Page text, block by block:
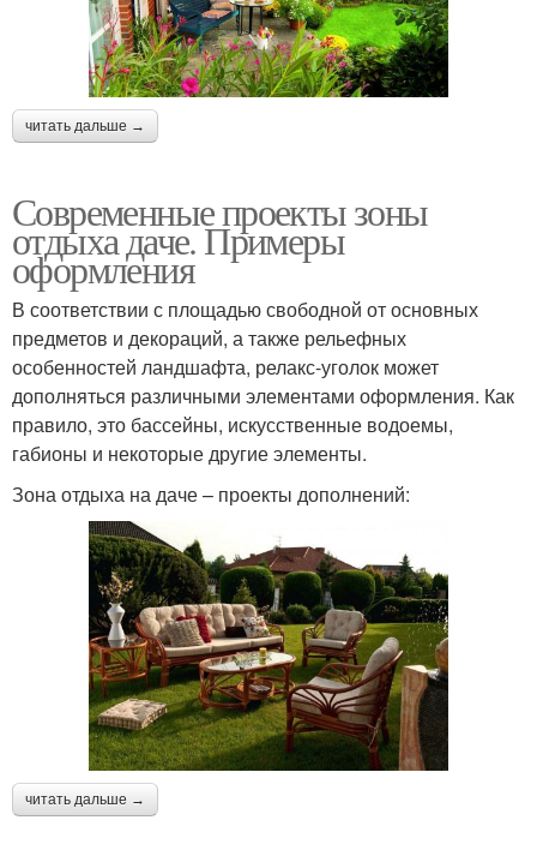
читать дальше →
Современные проекты зоны
отдыха даче. Примеры
оформления
В соответствии с площадью свободной от основных
предметов и декораций, а также рельефных
особенностей ландшафта, релакс-уголок может
дополняться различными элементами оформления. Как
правило, это бассейны, искусственные водоемы,
габионы и некоторые другие элементы.
Зона отдыха на даче – проекты дополнений:
читать дальше →